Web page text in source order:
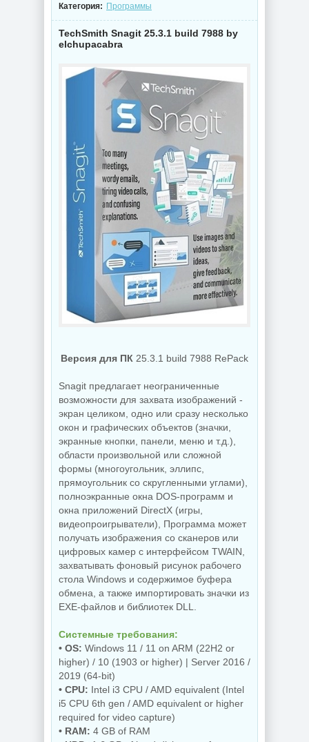
Конвертер видео
Wondershare
UniConverter
17.4.5.648 by 7997
NEW
Видеоконвертер
Wondershare
UniConverter
17.4.5.648 RePack
by 7997
Интернет
мессенджер
Telegram Desktop
7.0.7 + Portable
NEW
Схемы курсоров
для
компьютерной
мышки (Cursors
concept scheme)
NEW
коллажей Shotcut
26.8.1 + Portable
PDF редактор
UPDF 2.5.7.0
Украшение фото
ON1 Effects
20.5.0.19010
NEW
Бэкап системы
Hasleo Backup
Suite 5.9.2.1
NEW
Увеличение
Resize AI 2026.5
20.5.0.19010
ON1 Photo RAW
MAX 2026.5
20.5.0.19010 +
Creative Pack
Категория: Программы
TechSmith Snagit 25.3.1 build 7988 by
elchupacabra
Версия для ПК 25.3.1 build 7988 RePack
Snagit предлагает неограниченные
возможности для захвата изображений -
экран целиком, одно или сразу несколько
окон и графических объектов (значки,
экранные кнопки, панели, меню и т.д.),
области произвольной или сложной
формы (многоугольник, эллипс,
прямоугольник со скругленными углами),
полноэкранные окна DOS-программ и
окна приложений DirectX (игры,
видеопроигрыватели), Программа может
получать изображения со сканеров или
цифровых камер с интерфейсом TWAIN,
захватывать фоновый рисунок рабочего
стола Windows и содержимое буфера
обмена, а также импортировать значки из
EXE-файлов и библиотек DLL.
Системные требования:
• OS: Windows 11 / 11 on ARM (22H2 or
higher) / 10 (1903 or higher) | Server 2016 /
2019 (64-bit)
• CPU: Intel i3 CPU / AMD equivalent (Intel
i5 CPU 6th gen / AMD equivalent or higher
required for video capture)
• RAM: 4 GB of RAM